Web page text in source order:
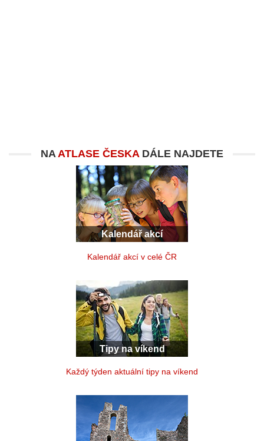
NAATLASE ČESKADÁLE NAJDETE
Kalendář akcí
Kalendář akcí v celé ČR
Tipy na víkend
Každý týden aktuální tipy na víkend